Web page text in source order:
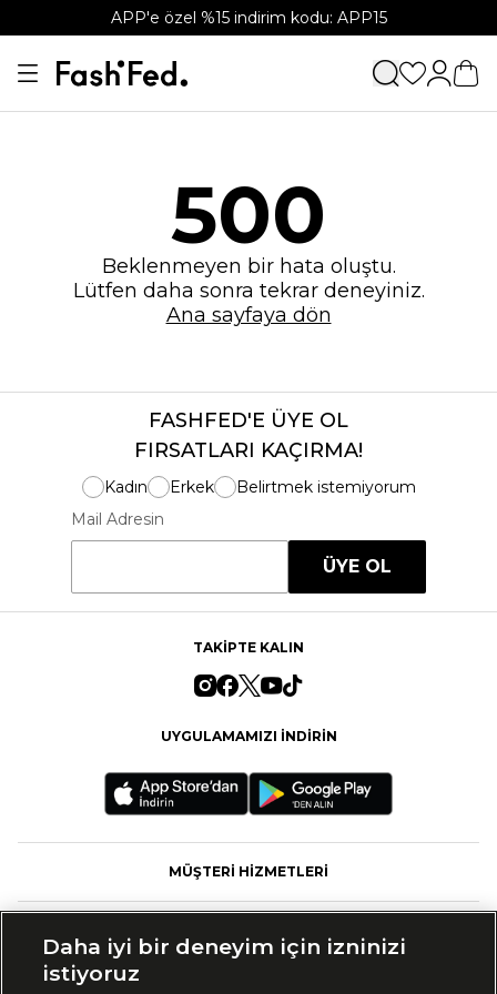
APP'e özel %15 indirim kodu: APP15
500
Beklenmeyen bir hata oluştu.
Lütfen daha sonra tekrar deneyiniz.
Ana sayfaya dön
FASHFED'E ÜYE OL
FIRSATLARI KAÇIRMA!
Kadın Erkek
Belirtmek istemiyorum
Mail Adresin
ÜYE OL
TAKİPTE KALIN
UYGULAMAMIZI İNDİRİN
MÜŞTERİ HİZMETLERİ
Daha iyi bir deneyim için izninizi
istiyoruz